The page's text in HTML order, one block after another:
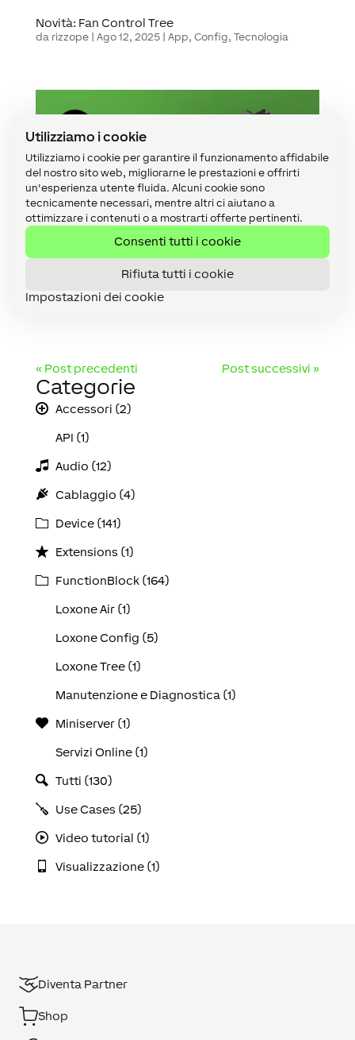
Utilizziamo i cookie
Utilizziamo i cookie per garantire il funzionamento affidabile
del nostro sito web, migliorarne le prestazioni e offrirti
un'esperienza utente fluida. Alcuni cookie sono
tecnicamente necessari, mentre altri ci aiutano a
ottimizzare i contenuti o a mostrarti offerte pertinenti.
Consenti tutti i cookie
Rifiuta tutti i cookie
Impostazioni dei cookie
Novità: Fan Control Tree
da rizzope| Ago 12, 2025| App, Config, Tecnologia
Novità: Power Supply 4,2A
daGabriele Scannapieco|
« Post precedenti Post successivi »
Categorie
Accessori (2)
API (1)
Audio (12)
Cablaggio (4)
Device (141)
Extensions (1)
FunctionBlock (164)
Loxone Air (1)
Loxone Config (5)
Loxone Tree (1)
Manutenzione e Diagnostica (1)
Miniserver (1)
Servizi Online (1)
Tutti (130)
Use Cases (25)
Video tutorial (1)
Visualizzazione (1)
Diventa Partner
Shop